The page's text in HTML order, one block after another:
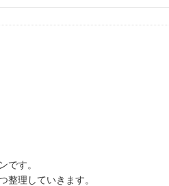
です。
整理していきます。